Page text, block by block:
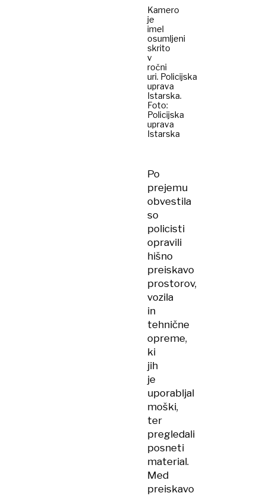
Kamero
je
imel
osumljeni
skrito
v
ročni
uri. Policijska
uprava
Istarska.
Foto:
Policijska
uprava
Istarska
Po
prejemu
obvestila
so
policisti
opravili
hišno
preiskavo
prostorov,
vozila
in
tehnične
opreme,
ki
jih
je
uporabljal
moški,
ter
pregledali
posneti
material.
Med
preiskavo